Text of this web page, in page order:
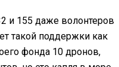
и 155 даже волонтеров
такой поддержки как
фонда 10 дронов,